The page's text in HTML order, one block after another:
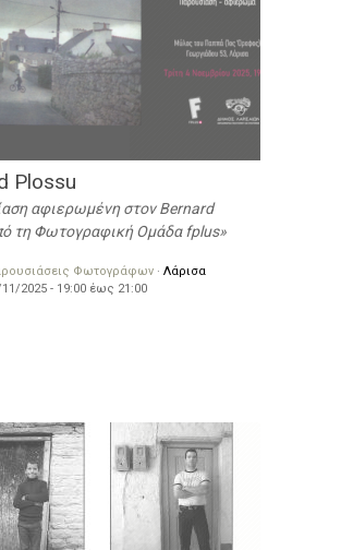
Plossu
αφιερωμένη στον Bernard
τη Φωτογραφική Ομάδα fplus
Φωτογράφων · Λάρισα
2025 - 19:00 έως 21:00